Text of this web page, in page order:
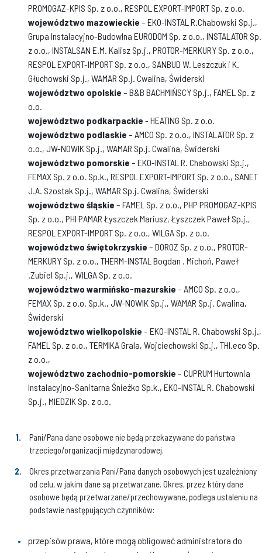
PROMOGAZ-KPIS Sp. z o.o., RESPOL EXPORT-IMPORT Sp. z o.o.
województwo mazowieckie – EKO-INSTAL R.Chabowski Sp.j.,
Grupa Instalacyjno-Budowlna EURODOM Sp. z o.o., INSTALATOR Sp.
z o.o., INSTALSAN E.M. Kalisz Sp.j., PROTOR-MERKURY Sp. z o.o.,
RESPOL EXPORT-IMPORT Sp. z o.o., SANBUD W. Leszczuk i K.
Głuchowski Sp.j., WAMAR Sp.j. Cwalina, Świderski
województwo opolskie – B&B BACHMIŃSCY Sp.j., FAMEL Sp. z
o.o.
województwo podkarpackie - HEATING Sp. z o.o.
województwo podlaskie – AMCO Sp. z o.o., INSTALATOR Sp. z
o.o., JW-NOWIK Sp.j., WAMAR Sp.j. Cwalina, Świderski
województwo pomorskie – EKO-INSTAL R. Chabowski Sp.j.,
FEMAX Sp. z o.o. Sp.k., RESPOL EXPORT-IMPORT Sp. z o.o., SANET
J.A. Szostak Sp.j., WAMAR Sp.j. Cwalina, Świderski
województwo śląskie – FAMEL Sp. z o.o., PHP PROMOGAZ-KPIS
Sp. z o.o., PHI PAMAR Łyszczek Mariusz, Łyszczek Paweł Sp.j.,
RESPOL EXPORT-IMPORT Sp. z o.o., WILGA Sp. z o.o.
województwo świętokrzyskie – DOROZ Sp. z o.o., PROTOR-
MERKURY Sp. z o.o., THERM-INSTAL Bogdan . Michoń, Paweł
.Zubiel Sp.j., WILGA Sp. z o.o.
województwo warmińsko-mazurskie – AMCO Sp. z o.o.,
FEMAX Sp. z o.o. Sp.k., JW-NOWIK Sp.j., WAMAR Sp.j. Cwalina,
Świderski
województwo wielkopolskie – EKO-INSTAL R. Chabowski Sp.j.,
FAMEL Sp. z o.o., TERMIKA Grala, Wojciechowski Sp.j., THI.eco Sp.
z o.o.,
województwo zachodnio-pomorskie – CUPRUM Hurtownia
Instalacyjno-Sanitarna Śnieżko Sp.k., EKO-INSTAL R. Chabowski
Sp.j., MIEDZIK Sp. z o.o.
Pani/Pana dane osobowe nie będą przekazywane do państwa
trzeciego/organizacji międzynarodowej.
Okres przetwarzania Pani/Pana danych osobowych jest uzależniony
od celu, w jakim dane są przetwarzane. Okres, przez który dane
osobowe będą przetwarzane/przechowywane, podlega ustaleniu na
podstawie następujących czynników:
przepisów prawa, które mogą obligować administratora do